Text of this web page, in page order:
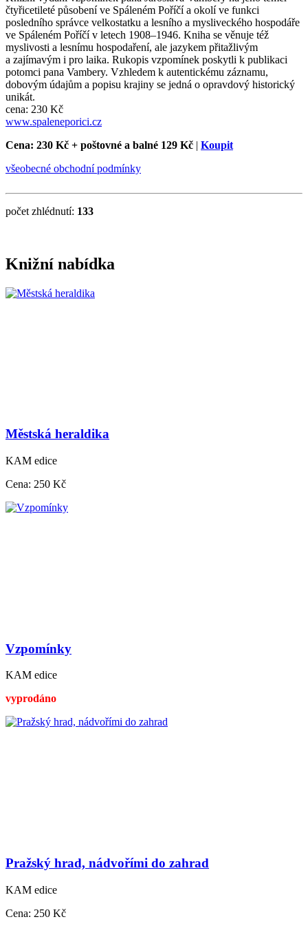
čtyřicetileté působení ve Spáleném Poříčí a okolí ve funkci
posledního správce velkostatku a lesního a mysliveckého hospodáře
ve Spáleném Poříčí v letech 1908–1946. Kniha se věnuje též
myslivosti a lesnímu hospodaření, ale jazykem přitažlivým
a zajímavým i pro laika. Rukopis vzpomínek poskytli k publikaci
potomci pana Vambery. Vzhledem k autentickému záznamu,
dobovým údajům a popisu krajiny se jedná o opravdový historický
unikát.
cena: 230 Kč
www.spaleneporici.cz
Cena: 230 Kč + poštovné a balné 129 Kč | Koupit
všeobecné obchodní podmínky
počet zhlédnutí: 133
Knižní nabídka
Městská heraldika
KAM edice
Cena: 250 Kč
Vzpomínky
KAM edice
vyprodáno
Pražský hrad, nádvořími do zahrad
KAM edice
Cena: 250 Kč